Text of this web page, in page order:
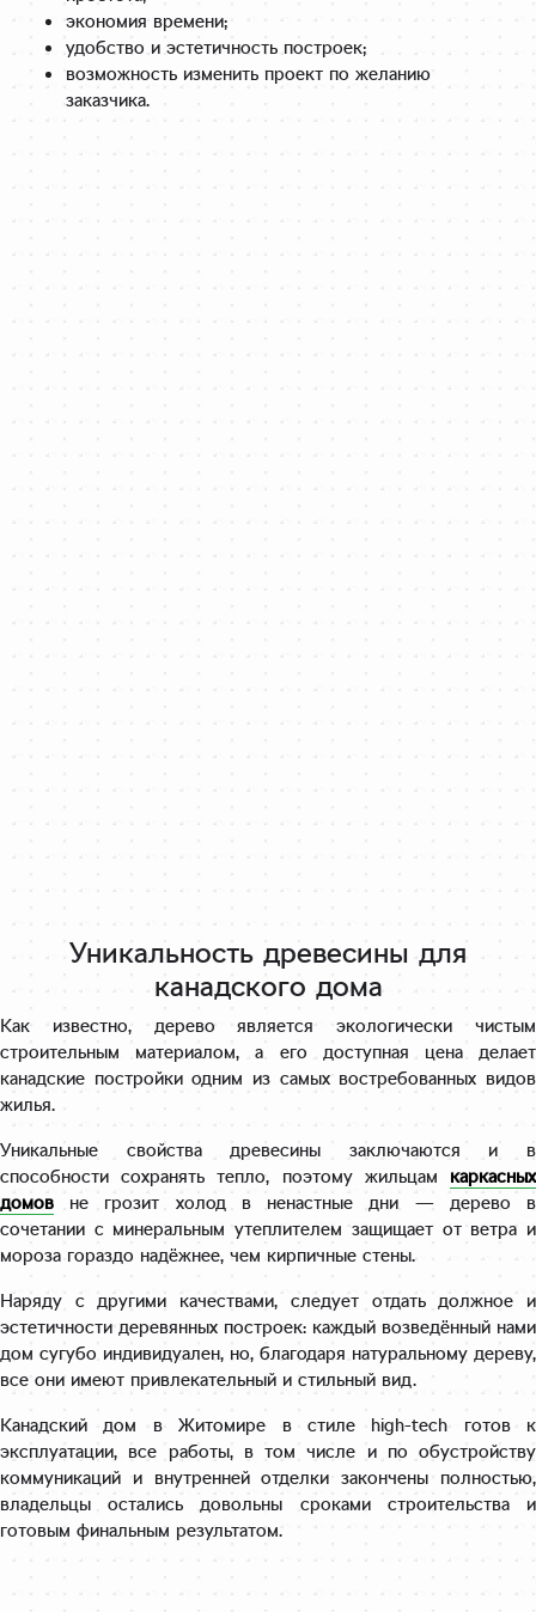
экономия времени;
удобство и эстетичность построек;
возможность изменить проект по желанию
заказчика.
Уникальность древесины для
канадского дома
Как известно, дерево является экологически чистым
строительным материалом, а его доступная цена делает
канадские постройки одним из самых востребованных видов
жилья.
Уникальные свойства древесины заключаются и в
способности сохранять тепло, поэтому жильцам каркасных
домов не грозит холод в ненастные дни — дерево в
сочетании с минеральным утеплителем защищает от ветра и
мороза гораздо надёжнее, чем кирпичные стены.
Наряду с другими качествами, следует отдать должное и
эстетичности деревянных построек: каждый возведённый нами
дом сугубо индивидуален, но, благодаря натуральному дереву,
все они имеют привлекательный и стильный вид.
Канадский дом в Житомире в стиле high-tech готов к
эксплуатации, все работы, в том числе и по обустройству
коммуникаций и внутренней отделки закончены полностью,
владельцы остались довольны сроками строительства и
готовым финальным результатом.